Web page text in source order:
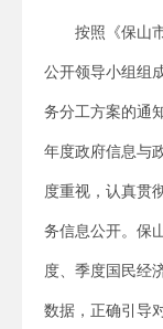
按照《保山
公开领导小组组
务分工方案的通
年度政府信息与
度重视，认真贯
务信息公开。保
度、季度国民经
数据，正确引导